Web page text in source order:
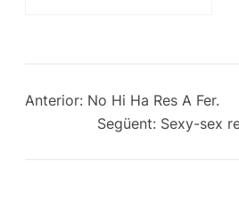
Anterior: No Hi Ha Res A Fer.
Següent: Sexy-sex